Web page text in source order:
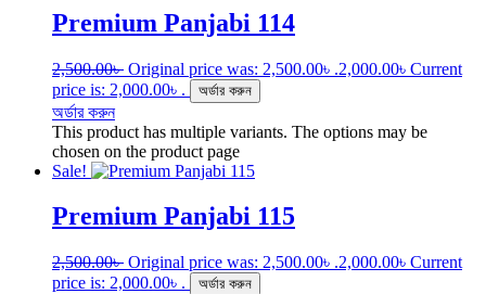
Premium Panjabi 114
2,500.00৳ Original price was: 2,500.00৳ .2,000.00৳ Current
price is: 2,000.00৳ .
অর্ডার করুন
অর্ডার করুন
This product has multiple variants. The options may be
chosen on the product page
Sale!
Premium Panjabi 115
2,500.00৳ Original price was: 2,500.00৳ .2,000.00৳ Current
price is: 2,000.00৳ .
অর্ডার করুন